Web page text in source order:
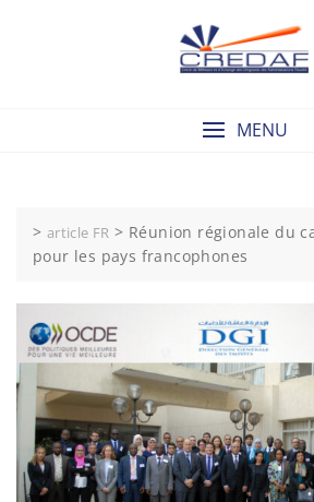
MENU
> article FR > Réunion régionale du
pour les pays francophones